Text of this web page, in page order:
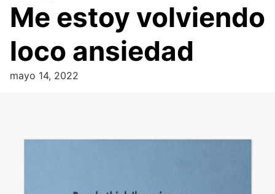
Me estoy volviendo
loco ansiedad
mayo 14, 2022